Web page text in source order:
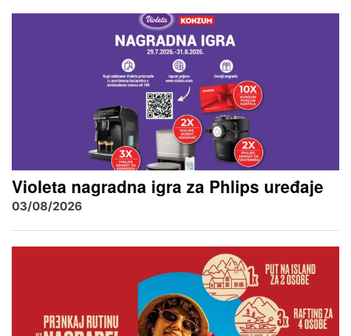
Violeta nagradna igra za Phlips uređaje
03/08/2026